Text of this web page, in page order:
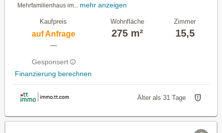
Mehrfamilienhaus im... mehr anzeigen
Kaufpreis
auf Anfrage
—
Gesponsert
Finanzierung berechnen
Wohnfläche
275 m²
Zimmer
15,5
Älter als 31 Tage